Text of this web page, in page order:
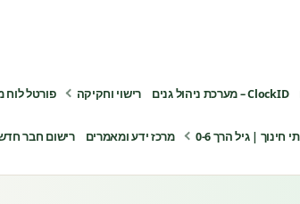
ClockID – מערכת ניהול גנים רישוי וחקיקה פורטל לוח
חינוך | גיל הרך 0-6 מרכז ידע ומאמרים רישום חבר